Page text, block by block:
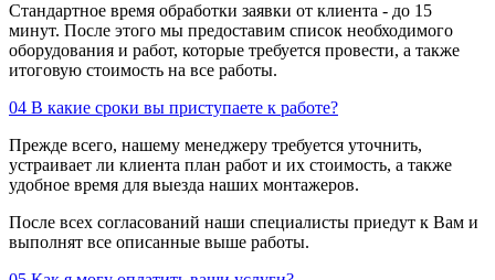
Стандартное время обработки заявки от клиента - до 15
минут. После этого мы предоставим список необходимого
оборудования и работ, которые требуется провести, а также
итоговую стоимость на все работы.
04 В какие сроки вы приступаете к работе?
Прежде всего, нашему менеджеру требуется уточнить,
устраивает ли клиента план работ и их стоимость, а также
удобное время для выезда наших монтажеров.
После всех согласований наши специалисты приедут к Вам и
выполнят все описанные выше работы.